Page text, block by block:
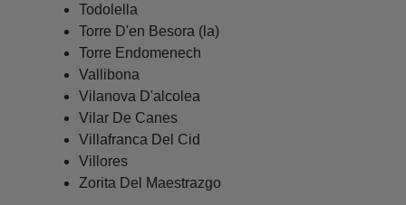
Todolella
Torre D'en Besora (la)
Torre Endomenech
Vallibona
Vilanova D'alcolea
Vilar De Canes
Villafranca Del Cid
Villores
Zorita Del Maestrazgo